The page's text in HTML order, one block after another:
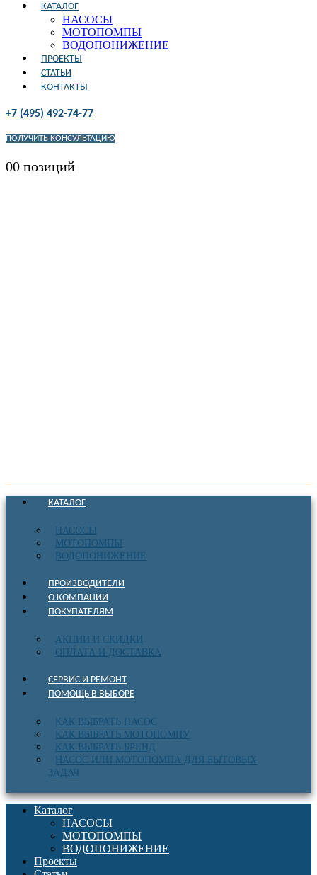
КАТАЛОГ
НАСОСЫ
МОТОПОМПЫ
ВОДОПОНИЖЕНИЕ
ПРОЕКТЫ
СТАТЬИ
КОНТАКТЫ
+7 (495) 492-74-77
ПОЛУЧИТЬ КОНСУЛЬТАЦИЮ
00 позиций
КАТАЛОГ
НАСОСЫ
МОТОПОМПЫ
ВОДОПОНИЖЕНИЕ
ПРОИЗВОДИТЕЛИ
О КОМПАНИИ
ПОКУПАТЕЛЯМ
АКЦИИ И СКИДКИ
ОПЛАТА И ДОСТАВКА
СЕРВИС И РЕМОНТ
ПОМОЩЬ В ВЫБОРЕ
КАК ВЫБРАТЬ НАСОС
КАК ВЫБРАТЬ МОТОПОМПУ
КАК ВЫБРАТЬ БРЕНД
НАСОС ИЛИ МОТОПОМПА ДЛЯ БЫТОВЫХ
ЗАДАЧ
Каталог
НАСОСЫ
МОТОПОМПЫ
ВОДОПОНИЖЕНИЕ
Проекты